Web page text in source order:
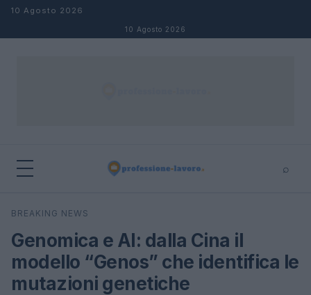
Salta al contenuto
10 Agosto 2026
10 Agosto 2026
⌕
Cerca
BREAKING NEWS
Genomica e AI: dalla Cina il
modello “Genos” che identifica le
mutazioni genetiche